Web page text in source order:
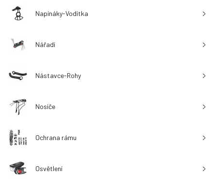
Napínáky-Vodítka
Nářadí
Nástavce-Rohy
Nosiče
Ochrana rámu
Osvětlení